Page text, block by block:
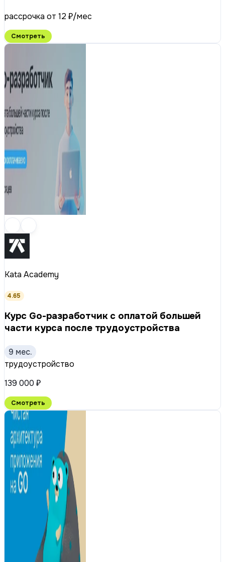
рассрочка от 12 ₽/мес
Смотреть
Kata Academy
4.65
Курс Go-разработчик с оплатой большей
части курса после трудоустройства
9 мес.
трудоустройство
139 000 ₽
Смотреть